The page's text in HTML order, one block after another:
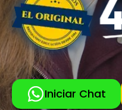
Iniciar Chat